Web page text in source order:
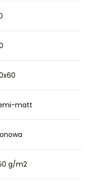
matt
g/m2